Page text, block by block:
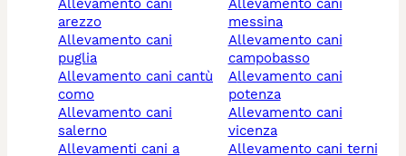
allevamento cani
arezzo
allevamento cani
puglia
allevamento cani cantù
como
allevamento cani
salerno
allevamenti cani a
allevamento cani
messina
allevamento cani
campobasso
allevamento cani
potenza
allevamento cani
vicenza
allevamento cani terni